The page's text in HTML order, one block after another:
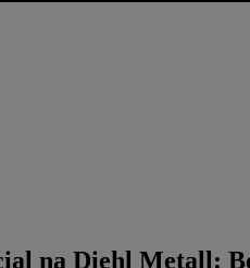
na Diehl Metall: